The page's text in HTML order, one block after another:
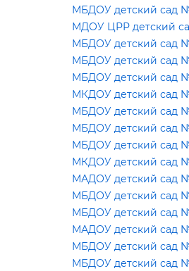
МБДОУ детский сад
МДОУ ЦРР детский
МБДОУ детский сад
МБДОУ детский сад
МБДОУ детский сад
МКДОУ детский сад
МБДОУ детский сад
МБДОУ детский сад
МБДОУ детский сад
МКДОУ детский сад
МАДОУ детский сад
МБДОУ детский сад
МБДОУ детский сад
МАДОУ детский сад
МБДОУ детский сад
МБДОУ детский сад